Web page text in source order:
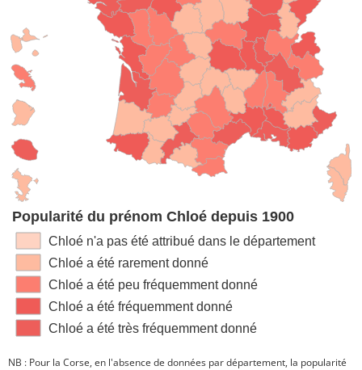
Popularité du prénom Chloé depuis 1900
Chloé n'a pas été attribué dans le département
Chloé a été rarement donné
Chloé a été peu fréquemment donné
Chloé a été fréquemment donné
Chloé a été très fréquemment donné
NB : Pour la Corse, en l'absence de données par département, la popularité